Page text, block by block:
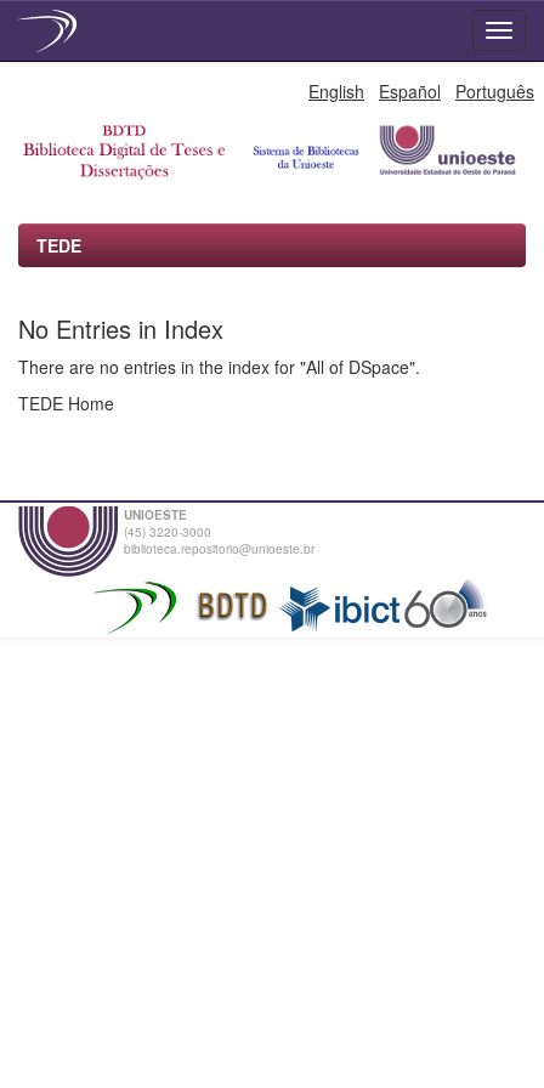
English Español Português
TEDE
No Entries in Index
There are no entries in the index for "All of DSpace".
TEDE Home
UNIOESTE
(45) 3220-3000
biblioteca.repositorio@unioeste.br